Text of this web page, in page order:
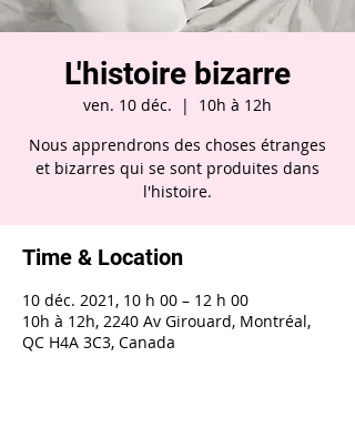
L'histoire bizarre
ven. 10 déc.
  |
10h à 12h
Nous apprendrons des choses étranges
et bizarres qui se sont produites dans
l'histoire.
Time & Location
10 déc. 2021, 10 h 00 – 12 h 00
10h à 12h, 2240 Av Girouard, Montréal,
QC H4A 3C3, Canada